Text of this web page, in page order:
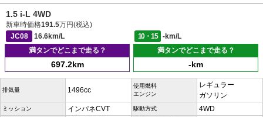
1.5 i-L 4WD
新車時価格191.5万円(税込)
JC08
16.6km/L 10・15
-km/L
満タンでどこまで走る？
697.2km
満タンでどこまで走る？
-km
排気量 1496cc
使用燃料
エンジン
レギュラー
ガソリン
ミッション インパネCVT 駆動方式 4WD